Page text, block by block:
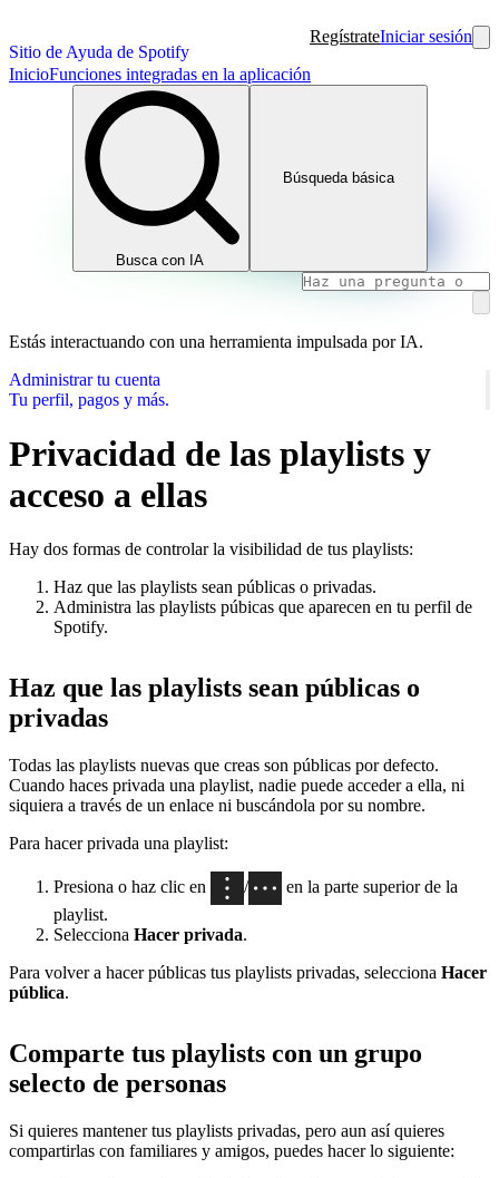
Sitio de Ayuda de Spotify
RegístrateIniciar sesión
InicioFunciones integradas en la aplicación
Busca con IA
Búsqueda básica
Estás interactuando con una herramienta impulsada por IA.
Administrar tu cuenta
Tu perfil, pagos y más.
Privacidad de las playlists y
acceso a ellas
Hay dos formas de controlar la visibilidad de tus playlists:
Haz que las playlists sean públicas o privadas.
Administra las playlists púbicas que aparecen en tu perfil de
Spotify.
Haz que las playlists sean públicas o
privadas
Todas las playlists nuevas que creas son públicas por defecto.
Cuando haces privada una playlist, nadie puede acceder a ella, ni
siquiera a través de un enlace ni buscándola por su nombre.
Para hacer privada una playlist:
Presiona o haz clic en /
en la parte superior de la
playlist.
Selecciona Hacer privada.
Para volver a hacer públicas tus playlists privadas, selecciona Hacer
pública.
Comparte tus playlists con un grupo
selecto de personas
Si quieres mantener tus playlists privadas, pero aun así quieres
compartirlas con familiares y amigos, puedes hacer lo siguiente: